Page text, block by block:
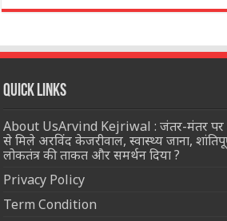
Quick Links
About UsArvind Kejriwal : जंतर-मंतर
से मिले अरविंद केजरीवाल, स्वास्थ्य जाना,
लोकतंत्र की ताकत और समर्थन दिया ?
Privacy Policy
Term Condition